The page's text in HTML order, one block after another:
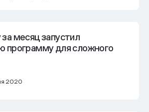
месяц запустил
программу для сложного
2020